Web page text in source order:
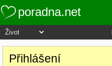
poradna.net
Přihlášení